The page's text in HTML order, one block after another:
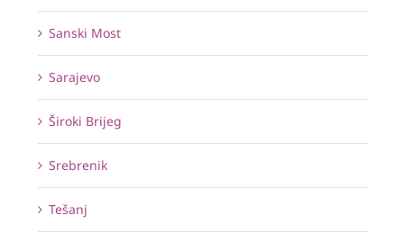
Sanski Most
Sarajevo
Široki Brijeg
Srebrenik
Tešanj